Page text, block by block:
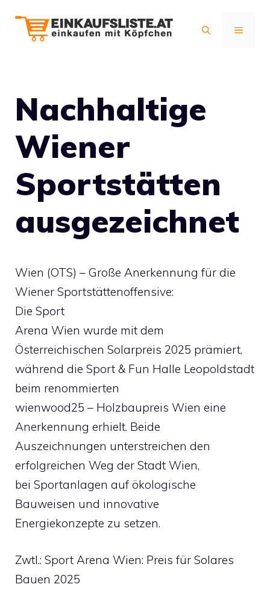
Inhalt
MENÜ
Nachhaltige
Wiener
Sportstätten
ausgezeichnet
Wien (OTS) – Große Anerkennung für die
Wiener Sportstättenoffensive:
Die Sport
Arena Wien wurde mit dem
Österreichischen Solarpreis 2025 prämiert,
während die Sport & Fun Halle Leopoldstadt
beim renommierten
wienwood25 – Holzbaupreis Wien eine
Anerkennung erhielt. Beide
Auszeichnungen unterstreichen den
erfolgreichen Weg der Stadt Wien,
bei Sportanlagen auf ökologische
Bauweisen und innovative
Energiekonzepte zu setzen.
Zwtl.: Sport Arena Wien: Preis für Solares
Bauen 2025